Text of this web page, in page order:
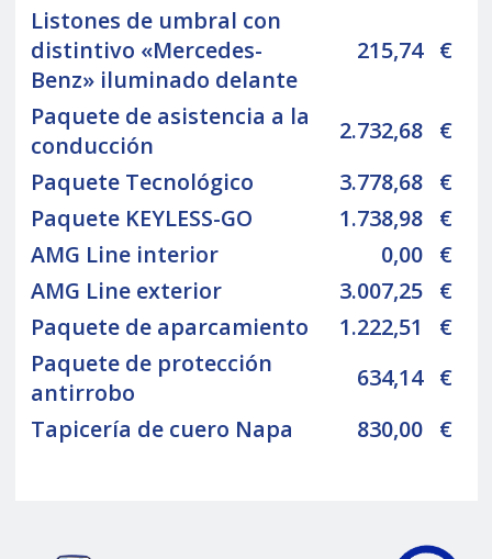
Listones de umbral con
distintivo «Mercedes-
Benz» iluminado delante
215,74 €
Paquete de asistencia a la
conducción
2.732,68 €
Paquete Tecnológico
3.778,68 €
Paquete KEYLESS-GO
1.738,98 €
AMG Line interior
0,00 €
AMG Line exterior
3.007,25 €
Paquete de aparcamiento
1.222,51
€
Paquete de protección
antirrobo
634,14 €
Tapicería de cuero Napa
830,00 €